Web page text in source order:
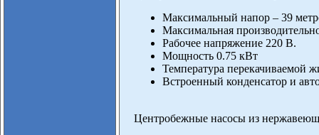
Максимальный напор – 39
Максимальная
Рабочее напряжение 220 В.
Мощность 0.75 кВт
Температура перекачиваемой
Встроенный конденсатор и
Центробежные насосы из